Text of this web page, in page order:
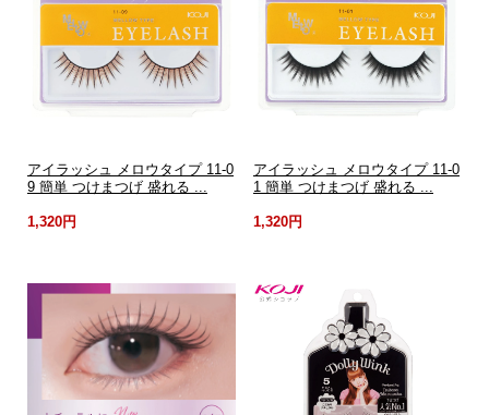
アイラッシュ メロウタイプ 11-0
9 簡単 つけまつげ 盛れる ...
アイラッシュ メロウタイプ 11-0
1 簡単 つけまつげ 盛れる ...
1,320円 1,320円